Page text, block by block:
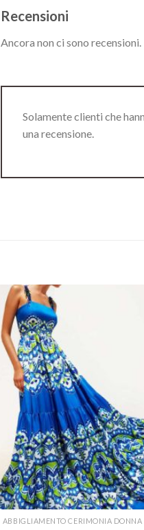
Recensioni
Ancora non ci sono recensioni.
Solamente clienti che
una recensione.
ABBIGLIAMENTO CERIMONIA DONNA